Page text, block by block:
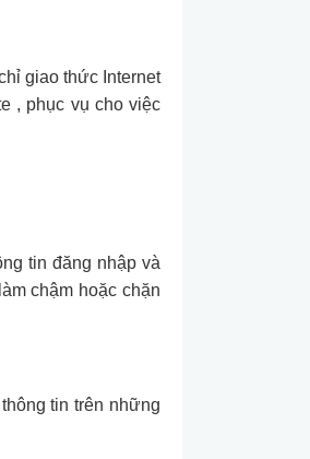
giao thức Internet
, phục vụ cho việc
tin đăng nhập và
chậm hoặc chặn
tin trên những